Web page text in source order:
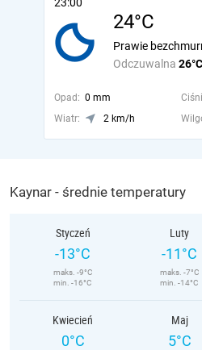
24°C
Odczuwalna 26°C
Prawie
Opad: 0 mm
Wiatr:
2 km/h
Kaynar - średnie temperatury
Styczeń
-13°C
maks. -9°C
min. -16°C
Luty
-11°C
maks. -7°C
min. -14°C
Kwiecień
0°C
Maj
5°C